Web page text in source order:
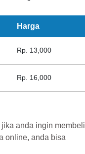
Harga
Rp. 13,000
Rp. 16,000
anda ingin membeli
online, anda bisa